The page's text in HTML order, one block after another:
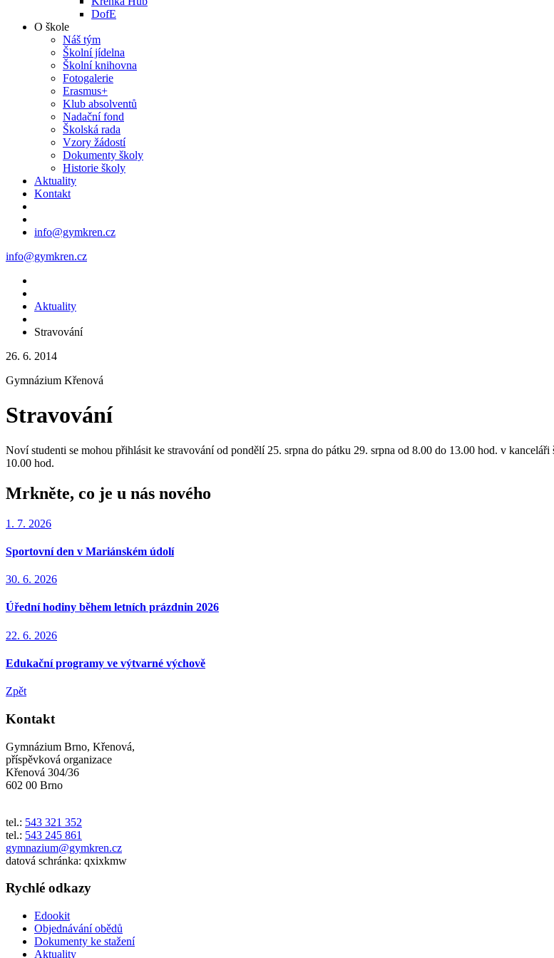
DofE
O škole
Náš tým
Školní jídelna
Školní knihovna
Fotogalerie
Erasmus+
Klub absolventů
Nadační fond
Školská rada
Vzory žádostí
Dokumenty školy
Historie školy
Aktuality
Kontakt
info@gymkren.cz
info@gymkren.cz
Aktuality
Stravování
26. 6. 2014
Gymnázium Křenová
Stravování
Noví studenti se mohou přihlásit ke stravování od pondělí 25. srpna do pátku 29. srpna od 8.00 do 13.00 hod. v
10.00 hod.
Mrkněte, co je u nás nového
1. 7. 2026
Sportovní den v Mariánském údolí
30. 6. 2026
Úřední hodiny během letních prázdnin 2026
22. 6. 2026
Edukační programy ve výtvarné výchově
Zpět
Kontakt
Gymnázium Brno, Křenová,
příspěvková organizace
Křenová 304/36
602 00 Brno
tel.: 543 321 352
tel.: 543 245 861
gymnazium@gymkren.cz
datová schránka: qxixkmw
Rychlé odkazy
Edookit
Objednávání obědů
Dokumenty ke stažení
Aktuality